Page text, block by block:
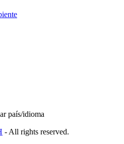
país/idioma
- All rights reserved.